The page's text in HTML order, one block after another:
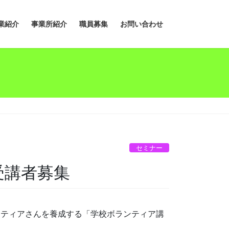
紹介 事業所紹介 職員募集 お問い合わせ
セミナー
者募集
ィアさんを養成する「学校ボランティア講